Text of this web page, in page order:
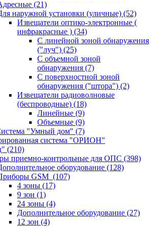
(21)
наружной установки (уличные) (52)
Извещатели оптико-электронные (
инфракрасные ) (34)
С линейной зоной обнаружения
("луч") (25)
С объемной зоной
обнаружения (7)
С поверхностной зоной
обнаружения ("штора") (2)
Извещатели радиоволновые
(беспроводные) (18)
Линейные (9)
Объемные (9)
"Умный дом" (7)
система "ОРИОН"
(210)
приемно-контрольные для ОПС (398)
оборудование (128)
GSM (107)
4 зоны (17)
9 зон (1)
24 зоны (4)
Дополнительное оборудование (27)
12 зон (4)